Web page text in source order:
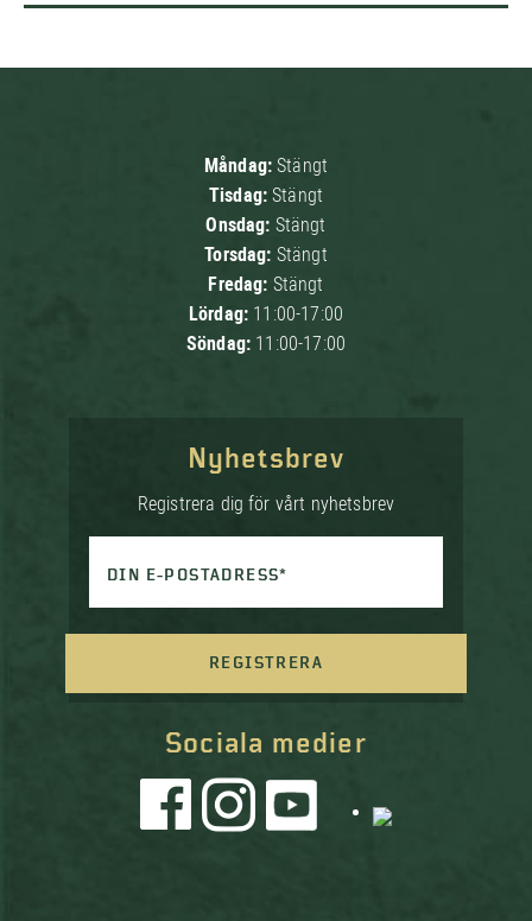
Måndag:Stängt
Tisdag:Stängt
Onsdag: Stängt
Torsdag: Stängt
Fredag: Stängt
Lördag: 11:00-17:00
Söndag: 11:00-17:00
Sociala medier
Nyhetsbrev
Registrera dig för vårt nyhetsbrev
DIN E-POSTADRESS*
REGISTRERA